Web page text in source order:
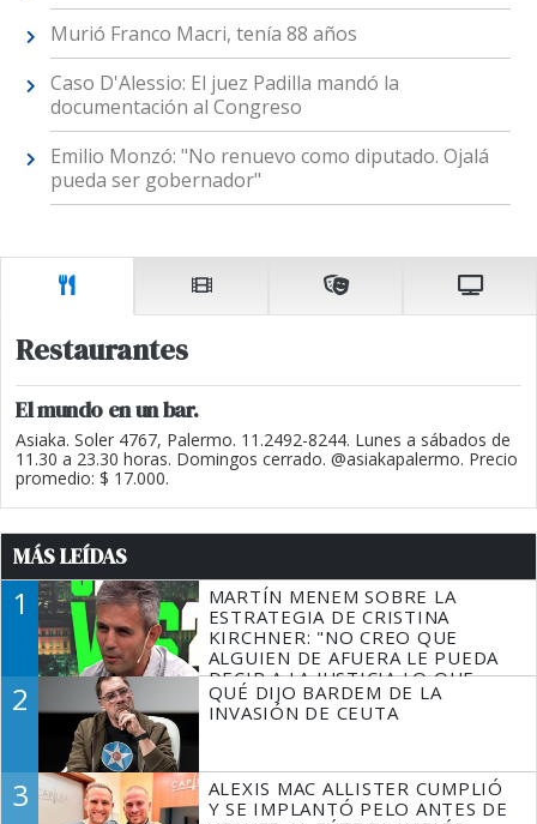
Murió Franco Macri, tenía 88 años
Caso D'Alessio: El juez Padilla mandó la
documentación al Congreso
Emilio Monzó: "No renuevo como diputado. Ojalá
pueda ser gobernador"
Restaurantes
El mundo en un bar.
Asiaka. Soler 4767, Palermo. 11.2492-8244. Lunes a sábados de
11.30 a 23.30 horas. Domingos cerrado. @asiakapalermo. Precio
promedio: $ 17.000.
MÁS LEÍDAS
1
MARTÍN MENEM SOBRE LA
ESTRATEGIA DE CRISTINA
KIRCHNER: "NO CREO QUE
ALGUIEN DE AFUERA LE PUEDA
DECIR A LA JUSTICIA LO QUE
TIENE QUE HACER"
2
QUÉ DIJO BARDEM DE LA
INVASIÓN DE CEUTA
3
ALEXIS MAC ALLISTER CUMPLIÓ
Y SE IMPLANTÓ PELO ANTES DE